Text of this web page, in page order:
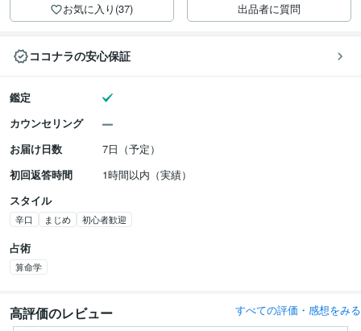
お気に入り(37) 出品者に質問
ココナラの安心保証
鑑定
カウンセリング
お届け日数
7日（予定）
初回返答時間
1時間以内（実績）
スタイル
辛口 まじめ 初心者歓迎
占術
算命学
高評価のレビュー すべての評価・感想をみる